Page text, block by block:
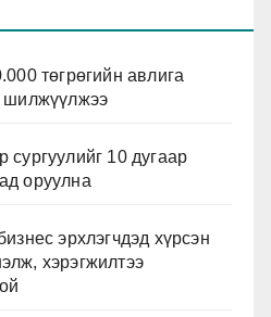
төгрөгийн авлига
шилжүүлжээ
сургуулийг 10 дугаар
оруулна
эрхлэгчдэд хүрсэн
хэрэгжилтээ